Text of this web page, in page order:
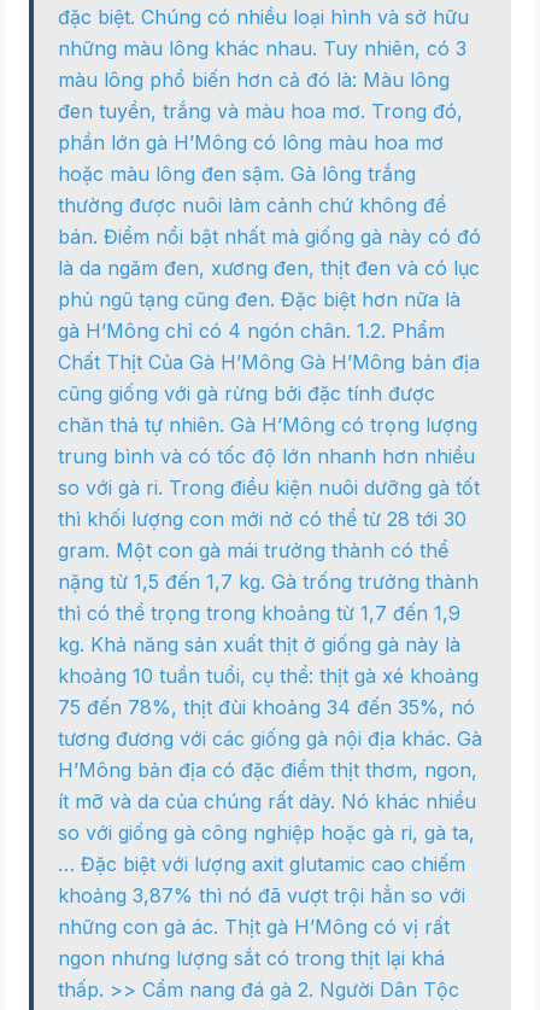
đặc biệt. Chúng có nhiều loại hình và sở hữu
những màu lông khác nhau. Tuy nhiên, có 3
màu lông phổ biến hơn cả đó là: Màu lông
đen tuyền, trắng và màu hoa mơ. Trong đó,
phần lớn gà H’Mông có lông màu hoa mơ
hoặc màu lông đen sậm. Gà lông trắng
thường được nuôi làm cảnh chứ không để
bán. Điểm nổi bật nhất mà giống gà này có đó
là da ngăm đen, xương đen, thịt đen và có lục
phủ ngũ tạng cũng đen. Đặc biệt hơn nữa là
gà H’Mông chỉ có 4 ngón chân. 1.2. Phẩm
Chất Thịt Của Gà H’Mông Gà H’Mông bản địa
cũng giống với gà rừng bởi đặc tính được
chăn thả tự nhiên. Gà H’Mông có trọng lượng
trung bình và có tốc độ lớn nhanh hơn nhiều
so với gà ri. Trong điều kiện nuôi dưỡng gà tốt
thì khối lượng con mới nở có thể từ 28 tới 30
gram. Một con gà mái trưởng thành có thể
nặng từ 1,5 đến 1,7 kg. Gà trống trưởng thành
thì có thể trọng trong khoảng từ 1,7 đến 1,9
kg. Khả năng sản xuất thịt ở giống gà này là
khoảng 10 tuần tuổi, cụ thể: thịt gà xé khoảng
75 đến 78%, thịt đùi khoảng 34 đến 35%, nó
tương đương với các giống gà nội địa khác. Gà
H’Mông bản địa có đặc điểm thịt thơm, ngon,
ít mỡ và da của chúng rất dày. Nó khác nhiều
so với giống gà công nghiệp hoặc gà ri, gà ta,
… Đặc biệt với lượng axit glutamic cao chiếm
khoảng 3,87% thì nó đã vượt trội hẳn so với
những con gà ác. Thịt gà H’Mông có vị rất
ngon nhưng lượng sắt có trong thịt lại khá
thấp. >> Cẩm nang đá gà 2. Người Dân Tộc